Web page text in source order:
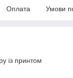
Оплата Умови
із принтом